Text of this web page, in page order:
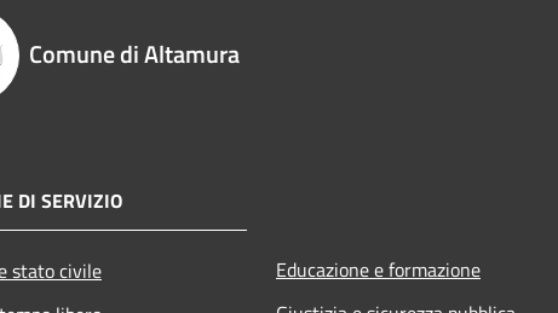
Comune di Altamura
DI SERVIZIO
stato civile
Educazione e formazione